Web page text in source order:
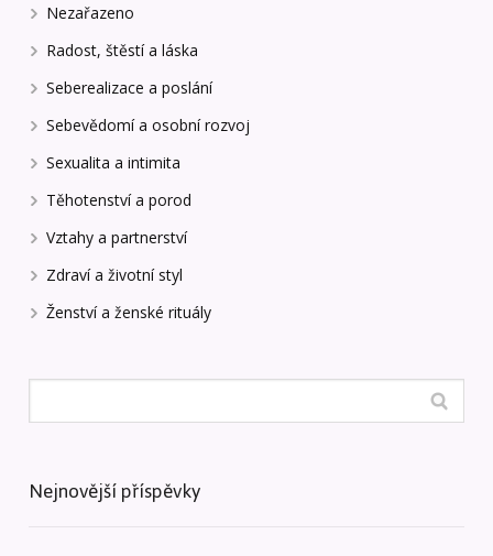
Nezařazeno
Radost, štěstí a láska
Seberealizace a poslání
Sebevědomí a osobní rozvoj
Sexualita a intimita
Těhotenství a porod
Vztahy a partnerství
Zdraví a životní styl
Ženství a ženské rituály
Nejnovější příspěvky